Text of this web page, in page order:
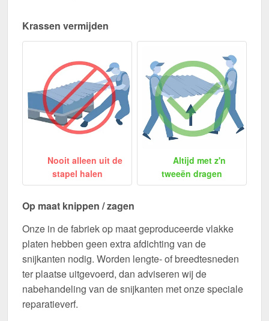
Krassen vermijden
Nooit alleen uit de
stapel halen
Altijd met z'n
tweeën dragen
Op maat knippen / zagen
Onze in de fabriek op maat geproduceerde vlakke
platen hebben geen extra afdichting van de
snijkanten nodig. Worden lengte- of breedtesneden
ter plaatse uitgevoerd, dan adviseren wij de
nabehandeling van de snijkanten met onze speciale
reparatieverf.